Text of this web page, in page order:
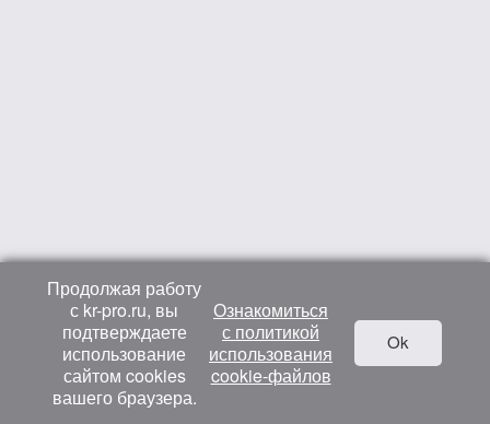
Продолжая работу
с kr-pro.ru, вы
подтверждаете
использование
сайтом cookies
вашего браузера.
Ознакомиться
с политикой
использования
cookie-файлов
Ok